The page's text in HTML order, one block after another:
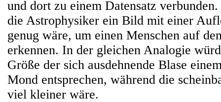
und dort zu einem Datensatz
die Astrophysiker ein Bild mit einer
genug wäre, um einen Menschen auf
erkennen. In der gleichen Analogie
Größe der sich ausdehnende Blase
Mond entsprechen, während die
viel kleiner wäre.